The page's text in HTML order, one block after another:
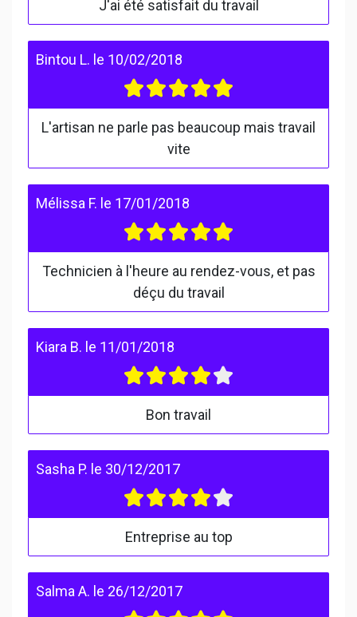
J'ai été satisfait du travail
Bintou L. le 10/02/2018
L'artisan ne parle pas beaucoup mais travail
vite
Mélissa F. le 17/01/2018
Technicien à l'heure au rendez-vous, et pas
déçu du travail
Kiara B. le 11/01/2018
Bon travail
Sasha P. le 30/12/2017
Entreprise au top
Salma A. le 26/12/2017